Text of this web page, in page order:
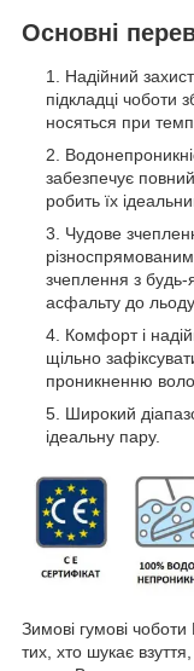
Основні
Надійний
підкладці чоботи
носяться при
забезпечує
робить їх
Чудове
зчеплення з
асфальту до льоду
Комфорт і
щільно
проникненню
Широкий
ідеальну пару.
Зимові гумові
тих, хто шукає